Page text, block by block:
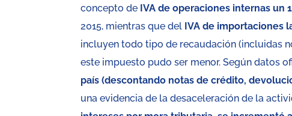
concepto de IVA de operaciones internas un
2015, mientras que del IVA de importaciones
incluyen todo tipo de recaudación (incluidas
este impuesto pudo ser menor. Según datos
país (descontando notas de crédito,
una evidencia de la desaceleración de la